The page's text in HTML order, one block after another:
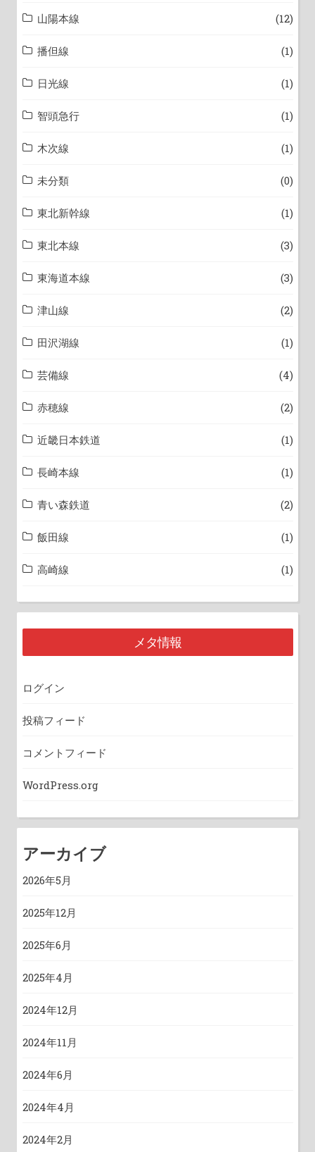
山陽本線 (12)
播但線 (1)
日光線 (1)
智頭急行 (1)
木次線 (1)
未分類 (0)
東北新幹線 (1)
東北本線 (3)
東海道本線 (3)
津山線 (2)
田沢湖線 (1)
芸備線 (4)
赤穂線 (2)
近畿日本鉄道 (1)
長崎本線 (1)
青い森鉄道 (2)
飯田線 (1)
高崎線 (1)
メタ情報
ログイン
投稿フィード
コメントフィード
WordPress.org
アーカイブ
2026年5月
2025年12月
2025年6月
2025年4月
2024年12月
2024年11月
2024年6月
2024年4月
2024年2月